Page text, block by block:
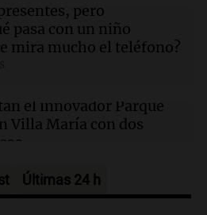
acusaciones tras el trágico
Brasil que dejó 62 muertos
venta de aguacates
causas y consecuencias
pero
pasa con un niño
mira mucho el teléfono?
el innovador Parque
Villa María con dos
en el fútbol argentino:
Últimas 24 h